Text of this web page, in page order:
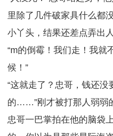
里除了几件破家具什么都
小丫头，结果还差点弄出人
“m的倒霉！我们走！我就
候！”
“这就走了？忠哥，钱还
的……”刚才被打那人弱弱
忠哥一巴掌拍在他的脑袋